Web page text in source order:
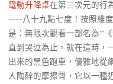
電動升降桌在第三次元的行
——八十九點七度！按照維
是：無限次觀看一部名為**
直到哭泣為止。就在這時，
出來的黑色跑車，優雅地從
人陶醉的摩擦聲，它以一種